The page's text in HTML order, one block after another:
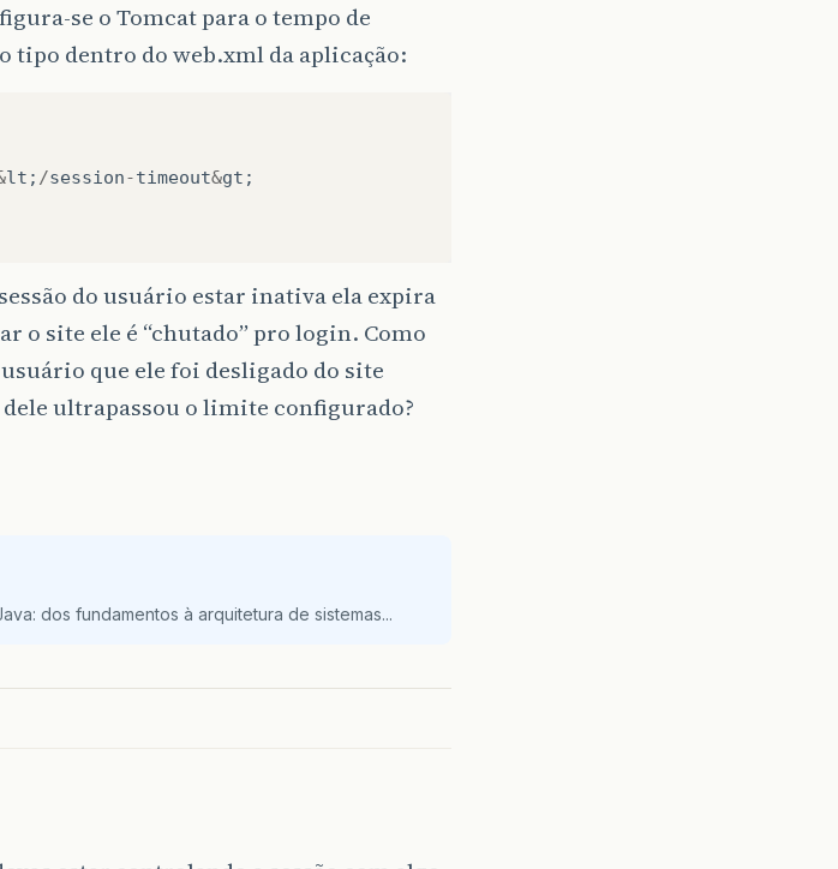
se o Tomcat para o tempo de
tipo dentro do web.xml da aplicação:
lt ; /session-timeout&gt ;
do usuário estar inativa ela expira
o site ele é “chutado” pro login. Como
que ele foi desligado do site
ultrapassou o limite configurado?
dos fundamentos à arquitetura de sistemas...